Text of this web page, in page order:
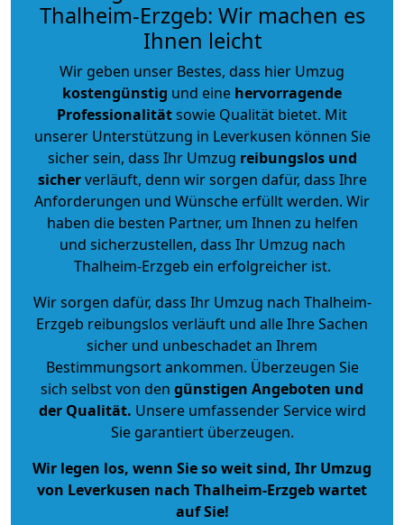
Thalheim-Erzgeb: Wir machen es
Ihnen leicht
Wir geben unser Bestes, dass hier Umzug
kostengünstig und eine hervorragende
Professionalitätsowie Qualität bietet. Mit
unserer Unterstützung in Leverkusen können Sie
sicher sein, dass Ihr Umzug reibungslos und
sicherverläuft, denn wir sorgen dafür, dass Ihre
Anforderungen und Wünsche erfüllt werden. Wir
haben die besten Partner, um Ihnen zu helfen
und sicherzustellen, dass Ihr Umzug nach
Thalheim-Erzgeb ein erfolgreicher ist.
Wir sorgen dafür, dass Ihr Umzug nach Thalheim-
Erzgeb reibungslos verläuft und alle Ihre Sachen
sicher und unbeschadet an Ihrem
Bestimmungsort ankommen. Überzeugen Sie
sich selbst von den günstigen Angeboten und
der Qualität. Unsere umfassender Service wird
Sie garantiert überzeugen.
Wir legen los, wenn Sie so weit sind, Ihr Umzug
von Leverkusen nach Thalheim-Erzgeb wartet
auf Sie!